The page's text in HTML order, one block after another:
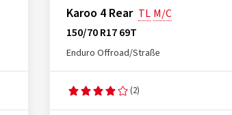
Karoo 4 Rear TL M/C
150/70 R17 69T
Enduro Offroad/Straße
(2)